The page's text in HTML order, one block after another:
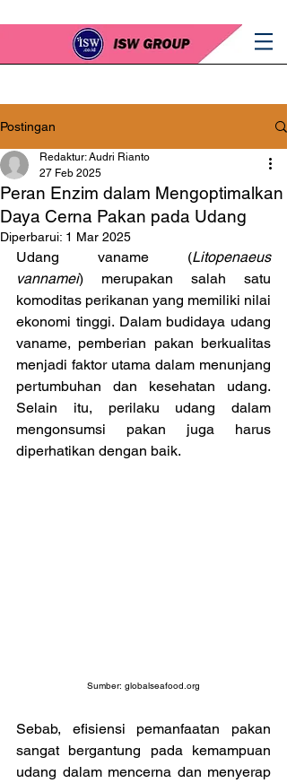
Postingan
Peran Enzim dalam Mengoptimalkan
Daya Cerna Pakan pada Udang
Redaktur: Audri Rianto
27 Feb 2025
Diperbarui: 1 Mar 2025
Udang vaname (Litopenaeus
vannamei) merupakan salah satu
komoditas perikanan yang memiliki nilai
ekonomi tinggi. Dalam budidaya udang
vaname, pemberian pakan berkualitas
menjadi faktor utama dalam menunjang
pertumbuhan dan kesehatan udang.
Selain itu, perilaku udang dalam
mengonsumsi pakan juga harus
diperhatikan dengan baik.
Sumber: globalseafood.org
Sebab, efisiensi pemanfaatan pakan
sangat bergantung pada kemampuan
udang dalam mencerna dan menyerap